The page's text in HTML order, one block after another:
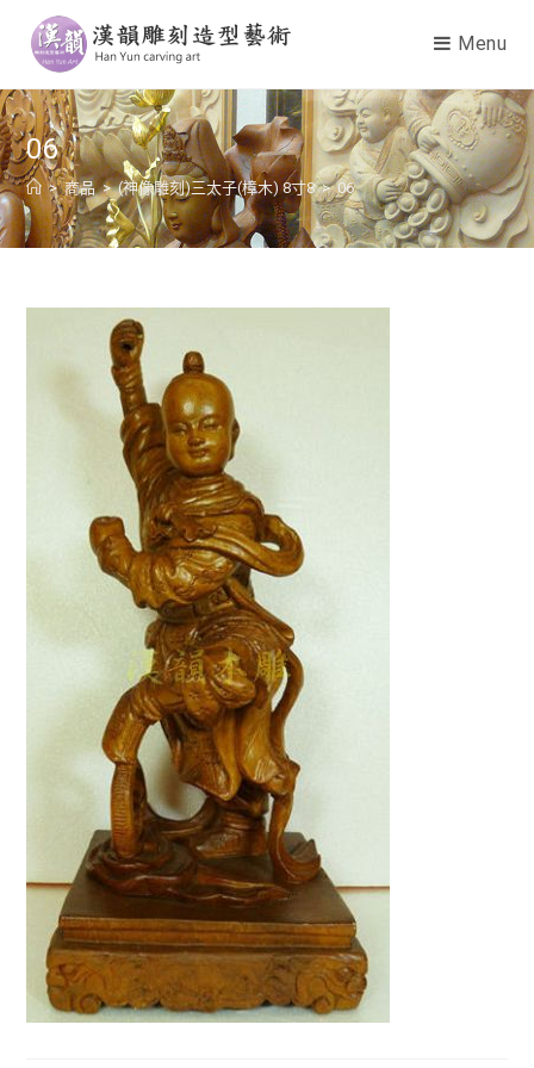
Menu
06
> 商品 > (神像雕刻)三太子(樟木) 8寸8 > 06